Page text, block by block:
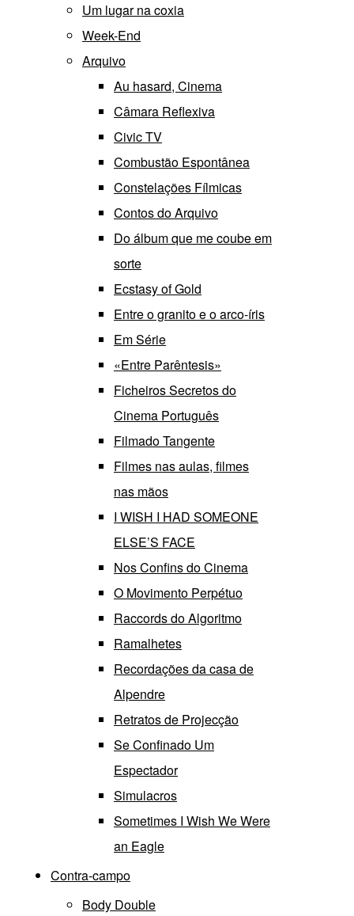
Um lugar na coxia
Week-End
Arquivo
Au hasard, Cinema
Câmara Reflexiva
Civic TV
Combustão Espontânea
Constelações Fílmicas
Contos do Arquivo
Do álbum que me coube em
sorte
Ecstasy of Gold
Entre o granito e o arco-íris
Em Série
«Entre Parêntesis»
Ficheiros Secretos do
Cinema Português
Filmado Tangente
Filmes nas aulas, filmes
nas mãos
I WISH I HAD SOMEONE
ELSE’S FACE
Nos Confins do Cinema
O Movimento Perpétuo
Raccords do Algoritmo
Ramalhetes
Recordações da casa de
Alpendre
Retratos de Projecção
Se Confinado Um
Espectador
Simulacros
Sometimes I Wish We Were
an Eagle
Contra-campo
Body Double